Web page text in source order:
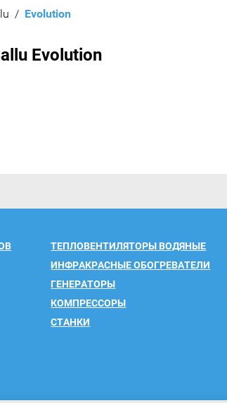
/
  Evolution
Evolution
ТЕПЛОВЕНТИЛЯТОРЫ ВОДЯНЫЕ
ИНФРАКРАСНЫЕ ОБОГРЕВАТЕЛИ
ГЕНЕРАТОРЫ
КОМПРЕССОРЫ
СТАНКИ